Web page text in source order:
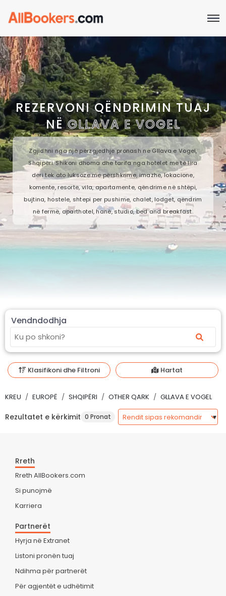
REZERVONI QËNDRIMIN TUAJ
NËGLLAVA E VOGEL
Zgjidhni nga një përzgjedhje pronash në Gllava e Vogel,
Shqipëri. Shikoni dhoma dhe tarifa nga hotelet më të lira
deri tek ato luksoze me përshkrime, imazhe, lokacione,
komente, resorte, vila, apartamente, qëndrime në shtëpi,
bujtina, hostele, shtepi per pushime, chalet, lodget, qëndrim
në fermë, aparthotel, hanë, studio, bed and breakfast.
Vendndodhja
Klasifikoni dhe Filtroni Hartat
KREU EUROPË SHQIPËRI OTHER QARK GLLAVA E VOGEL
Rezultatet e kërkimit 0 Pronat
Rreth
Rreth AllBookers.com
Si punojmë
Karriera
Partnerët
Hyrja në Extranet
Listoni pronën tuaj
Ndihma për partnerët
Për agjentët e udhëtimit